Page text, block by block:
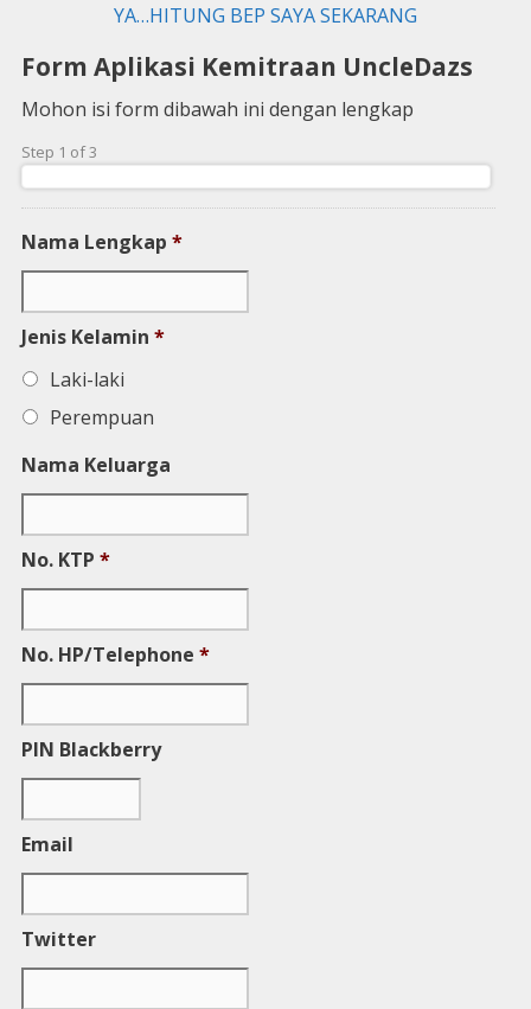
YA…HITUNG BEP SAYA SEKARANG
Form Aplikasi Kemitraan UncleDazs
Mohon isi form dibawah ini dengan lengkap
Step 1 of 3
Nama Lengkap *
Jenis Kelamin *
Laki-laki
Perempuan
Nama Keluarga
No. KTP *
No. HP/Telephone *
PIN Blackberry
Email
Twitter